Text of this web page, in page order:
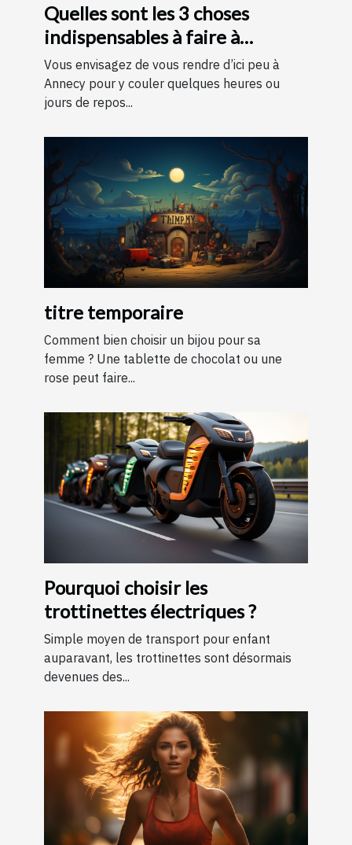
Quelles sont les 3 choses
indispensables à faire à
Annecy ?
Vous envisagez de vous rendre d’ici peu à
Annecy pour y couler quelques heures ou
jours de repos...
titre temporaire
Comment bien choisir un bijou pour sa
femme ? Une tablette de chocolat ou une
rose peut faire...
Pourquoi choisir les
trottinettes électriques ?
Simple moyen de transport pour enfant
auparavant, les trottinettes sont désormais
devenues des...